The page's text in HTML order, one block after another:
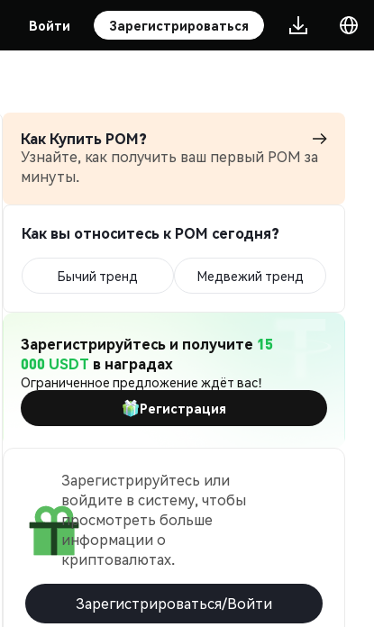
Войти Зарегистрироваться
Как Купить POM?
Узнайте, как получить ваш первый POM за
минуты.
Как вы относитесь к POM сегодня?
Бычий тренд Медвежий тренд
Зарегистрируйтесь и получите 15
000 USDT в наградах
Ограниченное предложение ждёт вас!
Регистрация
Зарегистрируйтесь или
войдите в систему, чтобы
просмотреть больше
информации о
криптовалютах.
Зарегистрироваться/Войти